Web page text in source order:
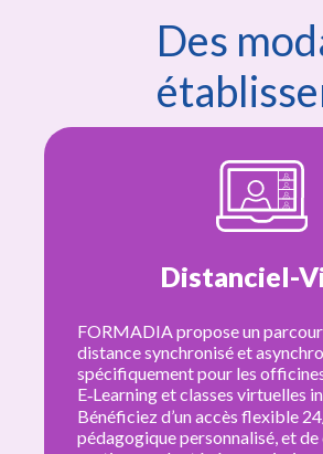
Des
à
FORMADIA
combinant
groupes avec
plateforme d’E-
progressif et
entièrement